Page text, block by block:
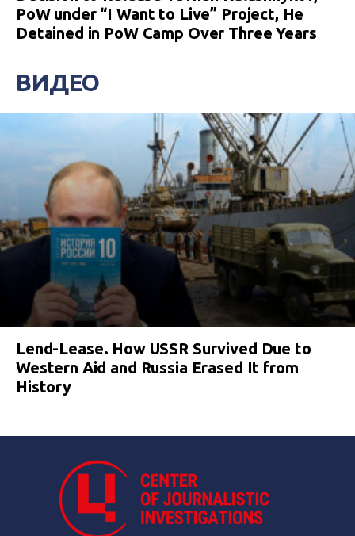
PoW under “I Want to Live” Project, He
Detained in PoW Camp Over Three Years
ВИДЕО
Lend-Lease. How USSR Survived Due to
Western Aid and Russia Erased It from
History